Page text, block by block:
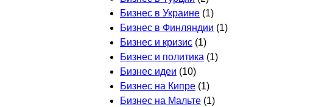
Бизнес в Украине (1)
Бизнес в Финляндии (1)
Бизнес и кризис (1)
Бизнес и политика (1)
Бизнес идеи (10)
Бизнес на Кипре (1)
Бизнес на Мальте (1)